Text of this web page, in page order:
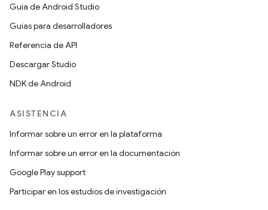
Guía de Android Studio
Guías para desarrolladores
Referencia de API
Descargar Studio
NDK de Android
ASISTENCIA
Informar sobre un error en la plataforma
Informar sobre un error en la documentación
Google Play support
Participar en los estudios de investigación